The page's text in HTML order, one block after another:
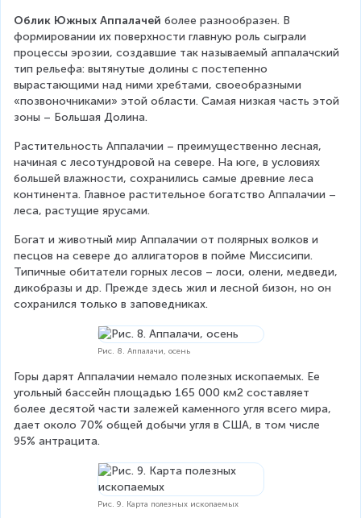
Облик Южных Аппалачей более разнообразен. В
формировании их поверхности главную роль сыграли
процессы эрозии, создавшие так называемый аппалачский
тип рельефа: вытянутые долины с постепенно
вырастающими над ними хребтами, своеобразными
«позвоночниками» этой области. Самая низкая часть этой
зоны – Большая Долина.
Растительность Аппалачии – преимущественно лесная,
начиная с лесотундровой на севере. На юге, в условиях
большей влажности, сохранились самые древние леса
континента. Главное растительное богатство Аппалачии –
леса, растущие ярусами.
Богат и животный мир Аппалачии от полярных волков и
песцов на севере до аллигаторов в пойме Миссисипи.
Типичные обитатели горных лесов – лоси, олени, медведи,
дикобразы и др. Прежде здесь жил и лесной бизон, но он
сохранился только в заповедниках.
Рис. 8. Аппалачи, осень
Горы дарят Аппалачии немало полезных ископаемых. Ее
угольный бассейн площадью 165 000 км2 составляет
более десятой части залежей каменного угля всего мира,
дает около 70% общей добычи угля в США, в том числе
95% антрацита.
Рис. 9. Карта полезных ископаемых